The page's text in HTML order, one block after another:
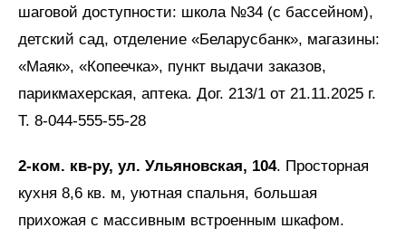
шаговой доступности: школа №34 (с бассейном),
детский сад, отделение «Беларусбанк», магазины:
«Маяк», «Копеечка», пункт выдачи заказов,
парикмахерская, аптека. Дог. 213/1 от 21.11.2025 г.
Т. 8-044-555-55-28
2-ком. кв-ру, ул. Ульяновская, 104. Просторная
кухня 8,6 кв. м, уютная спальня, большая
прихожая с массивным встроенным шкафом.